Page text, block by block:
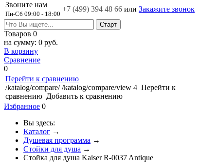
Звоните нам
Пн-Сб 09:00 - 18:00
+7 (499) 394 48 66 или Закажите звонок
Товаров 0
на сумму: 0 руб.
В корзину
Сравнение
0
Перейти к сравнению
/katalog/compare/ /katalog/compare/view 4 Перейти к
сравнению Добавить к сравнению
Избранное 0
Вы здесь:
Каталог →
Душевая программа →
Стойки для душа →
Стойка для душа Kaiser R-0037 Antique